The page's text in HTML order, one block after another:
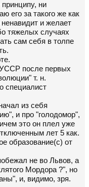
ни
его за такого же как
и желает
тяжелых случаях
сам себя в толпе
после первых
т. н.
специалист
из себя
и про "голодомор",
это он плел уже
лет 5 как.
образование(с) от
не во Львов, а
Мордора ?", но
и, видимо, зря.